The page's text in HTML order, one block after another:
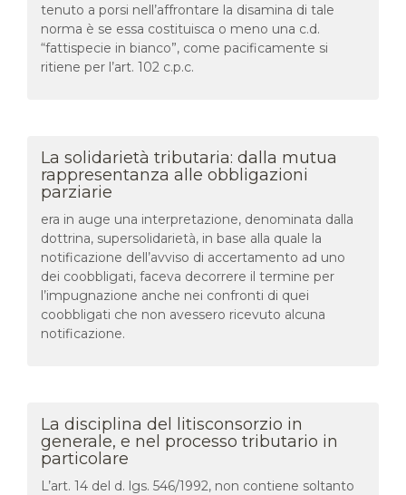
tenuto a porsi nell’affrontare la disamina di tale
norma è se essa costituisca o meno una c.d.
“fattispecie in bianco”, come pacificamente si
ritiene per l’art. 102 c.p.c.
La solidarietà tributaria: dalla mutua
rappresentanza alle obbligazioni
parziarie
era in auge una interpretazione, denominata dalla
dottrina, supersolidarietà, in base alla quale la
notificazione dell’avviso di accertamento ad uno
dei coobbligati, faceva decorrere il termine per
l’impugnazione anche nei confronti di quei
coobbligati che non avessero ricevuto alcuna
notificazione.
La disciplina del litisconsorzio in
generale, e nel processo tributario in
particolare
L’art. 14 del d. lgs. 546/1992, non contiene soltanto